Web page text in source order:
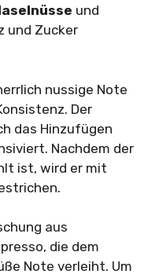
und
und Zucker
nussige Note
Der
das Hinzufügen
Nachdem der
ist, wird er mit
aus
die dem
Note verleiht. Um